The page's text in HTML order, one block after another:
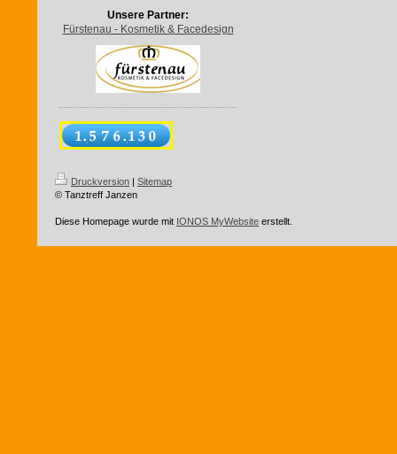
Unsere Partner:
Fürstenau - Kosmetik & Facedesign
Druckversion
Sitemap
© Tanztreff Janzen
Diese Homepage wurde mit IONOS MyWebsite erstellt.